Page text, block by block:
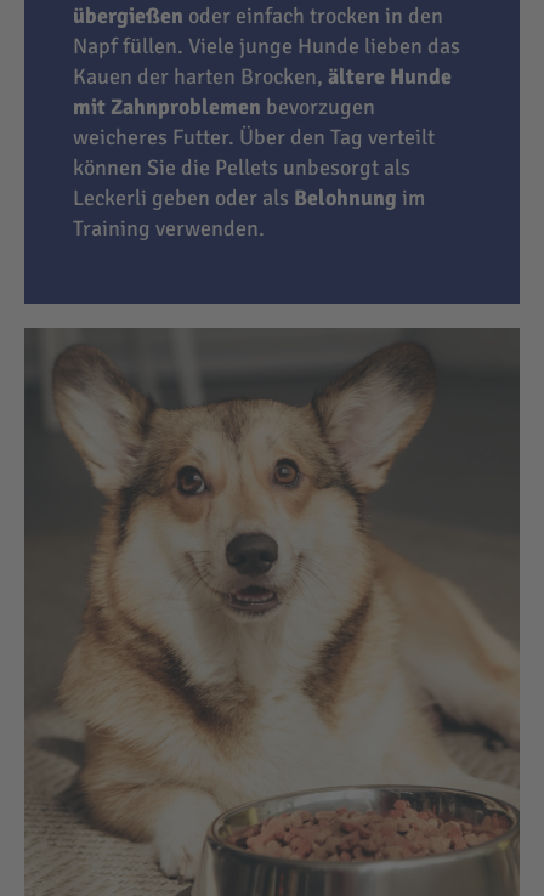
übergießen oder einfach trocken in den
Napf füllen. Viele junge Hunde lieben das
Kauen der harten Brocken, ältere Hunde
mit Zahnproblemen bevorzugen
weicheres Futter. Über den Tag verteilt
können Sie die Pellets unbesorgt als
Leckerli geben oder als Belohnung im
Training verwenden.